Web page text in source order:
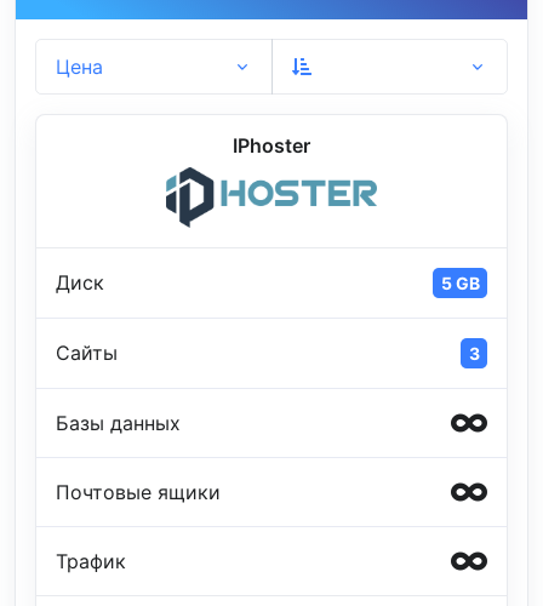
Цена
IPhoster
Диск 5 GB
Сайты 3
Базы данных
Почтовые ящики
Трафик